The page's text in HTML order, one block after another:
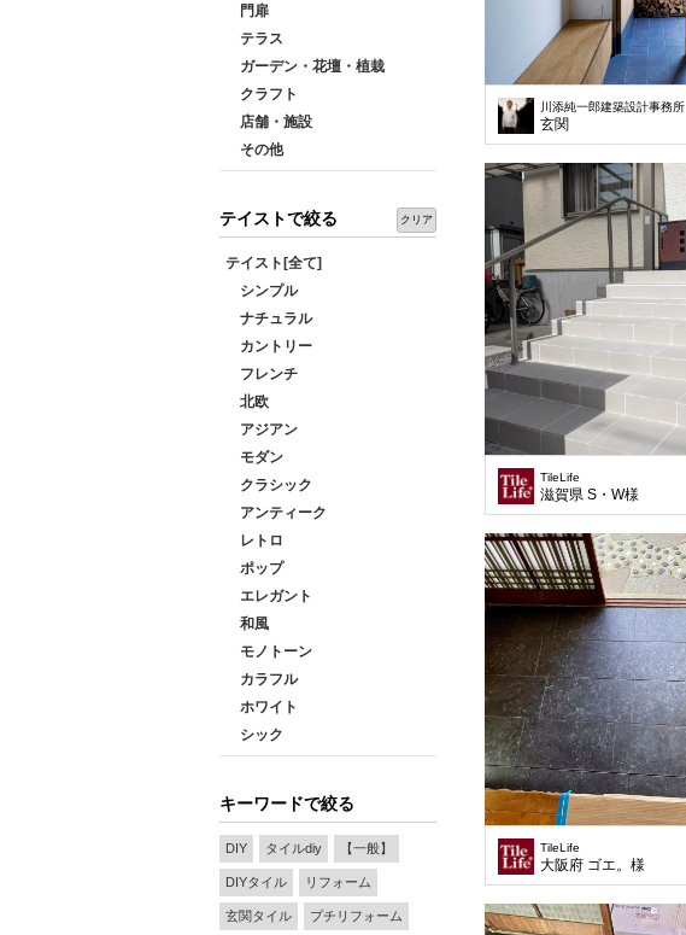
門扉
テラス
ガーデン・花壇・植栽
クラフト
店舗・施設
その他
テイストで絞る クリア
テイスト[全て]
シンプル
ナチュラル
カントリー
フレンチ
北欧
アジアン
モダン
クラシック
アンティーク
レトロ
ポップ
エレガント
和風
モノトーン
カラフル
ホワイト
シック
キーワードで絞る
DIY タイルdiy 【一般】
DIYタイル リフォーム
玄関タイル プチリフォーム
川添純一郎建築設計事務所
玄関
TileLife
滋賀県 S・W様
TileLife
大阪府 ゴエ。様